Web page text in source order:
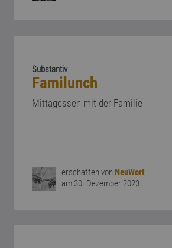
Substantiv
Familunch
Mittagessen mit der Familie
erschaffen von NeuWort
am 30. Dezember 2023